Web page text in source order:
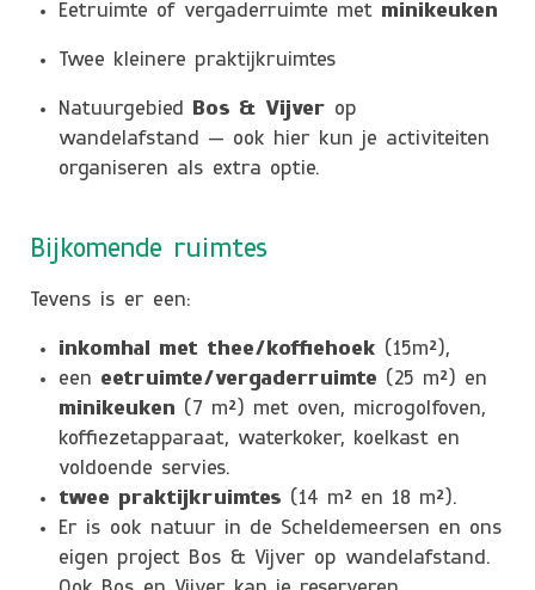
Eetruimte of vergaderruimte met minikeuken
Twee kleinere praktijkruimtes
Natuurgebied Bos & Vijver op
wandelafstand — ook hier kun je activiteiten
organiseren als extra optie.
Bijkomende ruimtes
Tevens is er een:
inkomhal met thee/koffiehoek (15m²),
een eetruimte/vergaderruimte (25 m²) en
minikeuken (7 m²) met oven, microgolfoven,
koffiezetapparaat, waterkoker, koelkast en
voldoende servies.
twee praktijkruimtes (14 m² en 18 m²).
Er is ook natuur in de Scheldemeersen en ons
eigen project Bos & Vijver op wandelafstand.